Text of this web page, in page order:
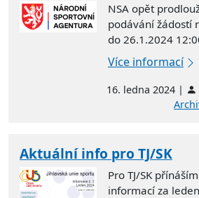
NSA opět
podávání žádostí
do 26.1.2024
Více informací
16. ledna 2024 |
Aktuální info pro TJ/SK
Pro TJ/SK
informací za